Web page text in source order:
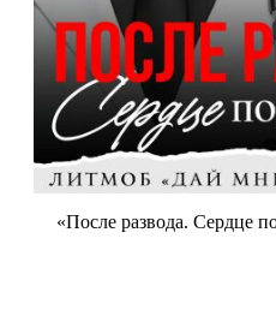
«После развода. Сердце